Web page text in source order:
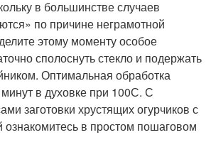
в большинстве случаев
по причине неграмотной
этому моменту особое
сполоснуть стекло и подержать
Оптимальная обработка
в духовке при 100С. С
заготовки хрустящих огурчиков с
ознакомитесь в простом пошаговом